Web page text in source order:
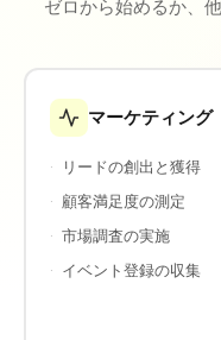
ゼロから始めるか、
マーケティング
· リードの創出と獲得
· 顧客満足度の測定
· 市場調査の実施
· イベント登録の収集